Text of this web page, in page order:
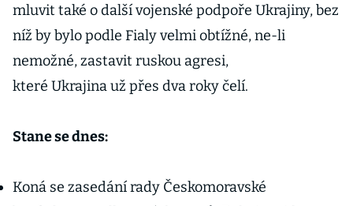
mluvit také o další vojenské podpoře Ukrajiny, bez
níž by bylo podle Fialy velmi obtížné, ne-li
nemožné, zastavit ruskou agresi,
které Ukrajina už přes dva roky čelí.
Stane se dnes:
Koná se zasedání rady Českomoravské